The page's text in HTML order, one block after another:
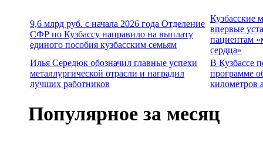
9,6 млрд руб. с начала 2026 года Отделение
СФР по Кузбассу направило на выплату
единого пособия кузбасским семьям
Кузбасские
впервые
пациентам
сердца»
Илья Середюк обозначил главные успехи
металлургической отрасли и наградил
лучших работников
В Кузбассе
программе
километров
Популярное за месяц